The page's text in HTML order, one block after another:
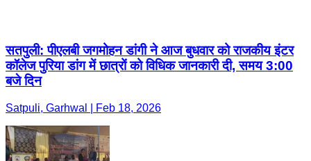
सतपुली: पीएलबी जगमोहन डांगी ने आज बुधवार को राजकीय इंटर
कॉलेज पुरिया डांग में छात्रों को विधिक जानकारी दी, समय 3:00
बजे दिन
Satpuli, Garhwal | Feb 18, 2026